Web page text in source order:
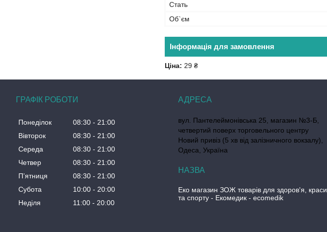
Стать
Об`єм
Інформація для замовлення
Ціна: 29 ₴
ГРАФІК РОБОТИ
Понеділок 08:30
21:00
Вівторок
08:30
21:00
Середа
08:30
21:00
Четвер
08:30
21:00
Пʼятниця
08:30
21:00
Субота
10:00
20:00
Неділя
11:00 20:00
вул. Пантелеймонівська 25, магазин №3-Б,
четвертий поверх торговельного центру
Новий привіз (5 хв від залізничного вокзалу),
Одеса, Україна
Еко магазин ЗОЖ товарів для здоров'я, краси
та спорту - Екомедик - ecomedik